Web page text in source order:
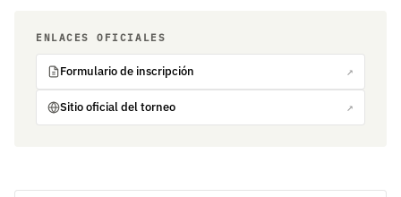
ENLACES OFICIALES
Formulario de inscripción ↗
Sitio oficial del torneo ↗